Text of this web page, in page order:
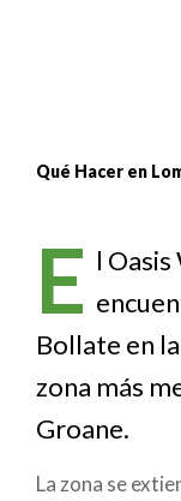
de
ayuda
a
la
Qué Hacer en
E l
Bollate en
zona más
Groane.
La zona se